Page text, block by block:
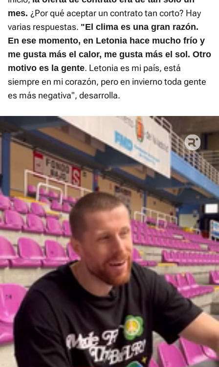
mes. ¿Por qué aceptar un contrato tan corto? Hay
varias respuestas. "El clima es una gran razón.
En ese momento, en Letonia hace mucho frío y
me gusta más el calor, me gusta más el sol. Otro
motivo es la gente. Letonia es mi país, está
siempre en mi corazón, pero en invierno toda gente
es más negativa", desarrolla.